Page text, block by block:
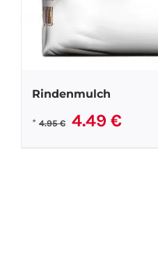
Rindenmulch
* 4.95€
Ursprünglicher
4.49 €Aktueller